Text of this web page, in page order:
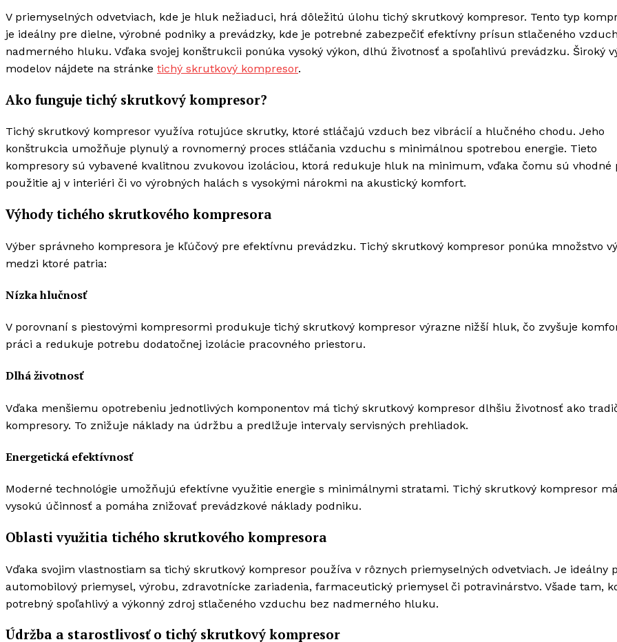
V priemyselných odvetviach, kde je hluk nežiaduci, hrá dôležitú úlohu tichý skrutkový kompresor. Tento typ
je ideálny pre dielne, výrobné podniky a prevádzky, kde je potrebné zabezpečiť efektívny prísun stlačeného
nadmerného hluku. Vďaka svojej konštrukcii ponúka vysoký výkon, dlhú životnosť a spoľahlivú prevádzku. Široký
modelov nájdete na stránke tichý skrutkový kompresor.
Ako funguje tichý skrutkový kompresor?
Tichý skrutkový kompresor využíva rotujúce skrutky, ktoré stláčajú vzduch bez vibrácií a hlučného chodu. Jeho
konštrukcia umožňuje plynulý a rovnomerný proces stláčania vzduchu s minimálnou spotrebou energie. Tieto
kompresory sú vybavené kvalitnou zvukovou izoláciou, ktorá redukuje hluk na minimum, vďaka čomu sú vhodné
použitie aj v interiéri či vo výrobných halách s vysokými nárokmi na akustický komfort.
Výhody tichého skrutkového kompresora
Výber správneho kompresora je kľúčový pre efektívnu prevádzku. Tichý skrutkový kompresor ponúka množstvo
medzi ktoré patria:
Nízka hlučnosť
V porovnaní s piestovými kompresormi produkuje tichý skrutkový kompresor výrazne nižší hluk, čo zvyšuje
práci a redukuje potrebu dodatočnej izolácie pracovného priestoru.
Dlhá životnosť
Vďaka menšiemu opotrebeniu jednotlivých komponentov má tichý skrutkový kompresor dlhšiu životnosť ako
kompresory. To znižuje náklady na údržbu a predlžuje intervaly servisných prehliadok.
Energetická efektívnosť
Moderné technológie umožňujú efektívne využitie energie s minimálnymi stratami. Tichý skrutkový kompresor
vysokú účinnosť a pomáha znižovať prevádzkové náklady podniku.
Oblasti využitia tichého skrutkového kompresora
Vďaka svojim vlastnostiam sa tichý skrutkový kompresor používa v rôznych priemyselných odvetviach. Je ideálny
automobilový priemysel, výrobu, zdravotnícke zariadenia, farmaceutický priemysel či potravinárstvo. Všade tam,
potrebný spoľahlivý a výkonný zdroj stlačeného vzduchu bez nadmerného hluku.
Údržba a starostlivosť o tichý skrutkový kompresor